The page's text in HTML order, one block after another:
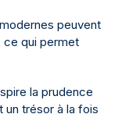
peuvent
ce qui permet
la prudence
trésor à la fois